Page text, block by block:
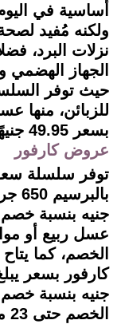
أساسية في
ولكنه مُفيد
نزلات البرد،
الجهاز
حيث توفر
بسعر 49.95 جنيهًا بدلاً من 76.95 جنيه.
عروض كارفور
توفر سلسلة
الخصم، كما
الخصم حتى 23 من شهر أغسطس الجاري.